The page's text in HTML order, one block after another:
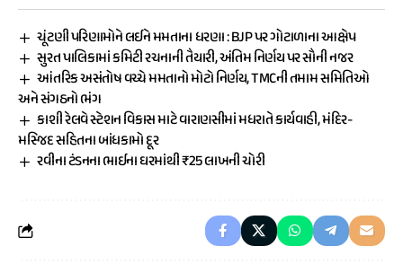
ચૂંટણી પરિણામોને લઈને મમતાના ધરણા : BJP પર ગોટાળાના આક્ષેપ
સુરત પાલિકામાં કમિટી રચનાની તૈયારી, અંતિમ નિર્ણય પર સૌની નજર
આંતરિક અસંતોષ વચ્ચે મમતાનો મોટો નિર્ણય, TMCની તમામ સમિતિઓ
અને સંગઠનો ભંગ
કાશી રેલવે સ્ટેશન વિકાસ માટે વારાણસીમાં મધરાતે કાર્યવાહી, મંદિર-
મસ્જિદ સહિતના બાંધકામો દૂર
રવીના ટંડનના ભાઈના ઘરમાંથી ₹25 લાખની ચોરી